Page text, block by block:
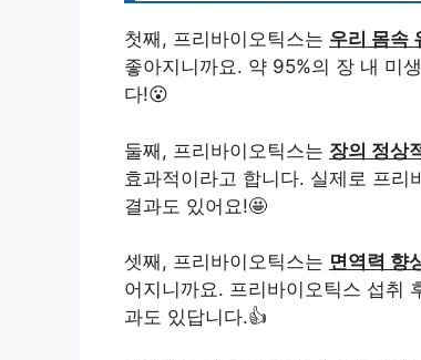
첫째, 프리바이오틱스는 우리 몸속
좋아지니까요. 약 95%의 장 내 미
다!😮
둘째, 프리바이오틱스는 장의 정상
효과적이라고 합니다. 실제로 프
결과도 있어요!🤩
셋째, 프리바이오틱스는 면역력 향
어지니까요. 프리바이오틱스 섭취
과도 있답니다.👍